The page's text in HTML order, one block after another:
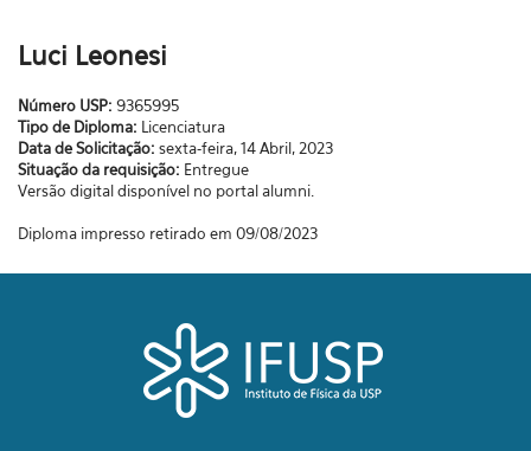
Luci Leonesi
Número USP: 9365995
Tipo de Diploma: Licenciatura
Data de Solicitação: sexta-feira, 14 Abril, 2023
Situação da requisição: Entregue
Versão digital disponível no portal alumni.
Diploma impresso retirado em 09/08/2023